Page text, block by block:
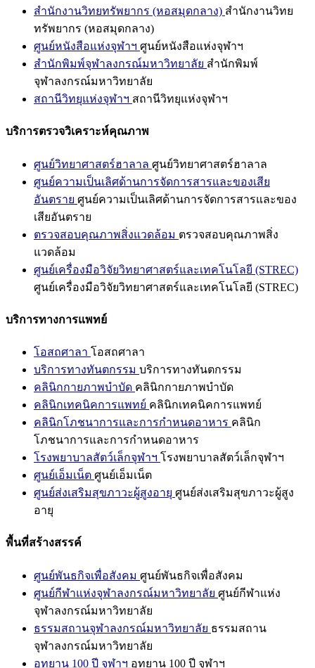
สำนักงานวิทยทรัพยากร (หอสมุดกลาง) สำนักงานวิทย
ทรัพยากร (หอสมุดกลาง)
ศูนย์หนังสือแห่งจุฬาฯ ศูนย์หนังสือแห่งจุฬาฯ
สำนักพิมพ์จุฬาลงกรณ์มหาวิทยาลัย สำนักพิมพ์
จุฬาลงกรณ์มหาวิทยาลัย
สถานีวิทยุแห่งจุฬาฯ สถานีวิทยุแห่งจุฬาฯ
บริการตรวจวิเคราะห์คุณภาพ
ศูนย์วิทยาศาสตร์ฮาลาล ศูนย์วิทยาศาสตร์ฮาลาล
ศูนย์ความเป็นเลิศด้านการจัดการสารและของเสีย
อันตราย ศูนย์ความเป็นเลิศด้านการจัดการสารและของ
เสียอันตราย
ตรวจสอบคุณภาพสิ่งแวดล้อม ตรวจสอบคุณภาพสิ่ง
แวดล้อม
ศูนย์เครื่องมือวิจัยวิทยาศาสตร์และเทคโนโลยี (STREC)
ศูนย์เครื่องมือวิจัยวิทยาศาสตร์และเทคโนโลยี (STREC)
บริการทางการแพทย์
โอสถศาลา โอสถศาลา
บริการทางทันตกรรม บริการทางทันตกรรม
คลินิกกายภาพบำบัด คลินิกกายภาพบำบัด
คลินิกเทคนิคการแพทย์ คลินิกเทคนิคการแพทย์
คลินิกโภชนาการและการกำหนดอาหาร คลินิก
โภชนาการและการกำหนดอาหาร
โรงพยาบาลสัตว์เล็กจุฬาฯ โรงพยาบาลสัตว์เล็กจุฬาฯ
ศูนย์เอ็มเน็ต ศูนย์เอ็มเน็ต
ศูนย์ส่งเสริมสุขภาวะผู้สูงอายุ ศูนย์ส่งเสริมสุขภาวะผู้สูง
อายุ
พื้นที่สร้างสรรค์
ศูนย์พันธกิจเพื่อสังคม ศูนย์พันธกิจเพื่อสังคม
ศูนย์กีฬาแห่งจุฬาลงกรณ์มหาวิทยาลัย ศูนย์กีฬาแห่ง
จุฬาลงกรณ์มหาวิทยาลัย
ธรรมสถานจุฬาลงกรณ์มหาวิทยาลัย ธรรมสถาน
จุฬาลงกรณ์มหาวิทยาลัย
อุทยาน 100 ปี จุฬาฯ อุทยาน 100 ปี จุฬาฯ